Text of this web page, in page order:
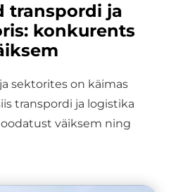
transpordi ja
konkurents
sektorites on käimas
transpordi ja logistika
väiksem ning